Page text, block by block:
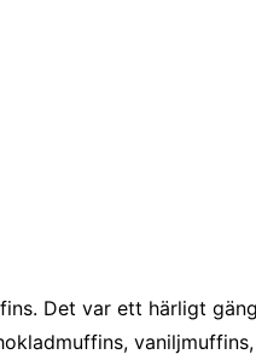
Det var ett härligt